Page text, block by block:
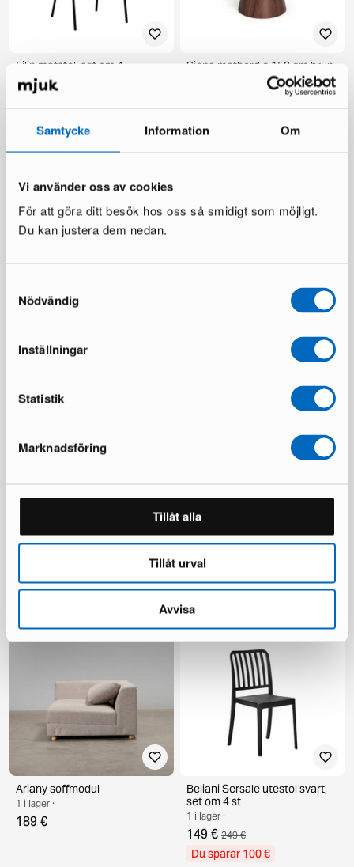
Samtycke Information Om
Vi använder oss av cookies
För att göra ditt besök hos oss så smidigt som möjligt.
Du kan justera dem nedan.
Nödvändig
Inställningar
Statistik
Marknadsföring
Tillåt alla
Tillåt urval
Avvisa
Filip matstol, set om 4
2 i lager ·
149 €
Siena matbord ø 150 cm brun
Scandinavian Choice Lyon
matbord ø 150 cm
359 € 598 €
deNoord Marcus utebord ø
KM Home Relax matta 240 x
110 €
Chesterfield Lyx fåtölj
mörkbrun skinn
1 i lager ·
335 € 481 €
Du sparar 146 €
Ariany soffmodul
1 i lager ·
189 €
Beliani Sersale utestol svart,
set om 4 st
1 i lager ·
149 € 249 €
Du sparar 100 €